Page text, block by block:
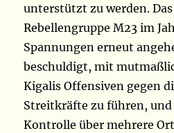
unterstützt zu werden. Das
Rebellengruppe M23 im
Spannungen erneut
beschuldigt, mit
Kigalis Offensiven gegen
Streitkräfte zu führen,
Kontrolle über mehrere